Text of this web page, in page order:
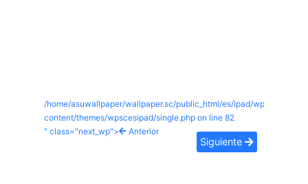
/home/asuwallpaper/wallpaper.sc/public_html/es/ipad/wp-
content/themes/wpscesipad/single.php on line 82
" class="next_wp">
Anterior
Siguiente